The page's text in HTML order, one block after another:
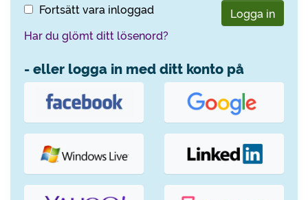
Fortsätt vara inloggad
Logga in
Har du glömt ditt lösenord?
- eller logga in med ditt konto på